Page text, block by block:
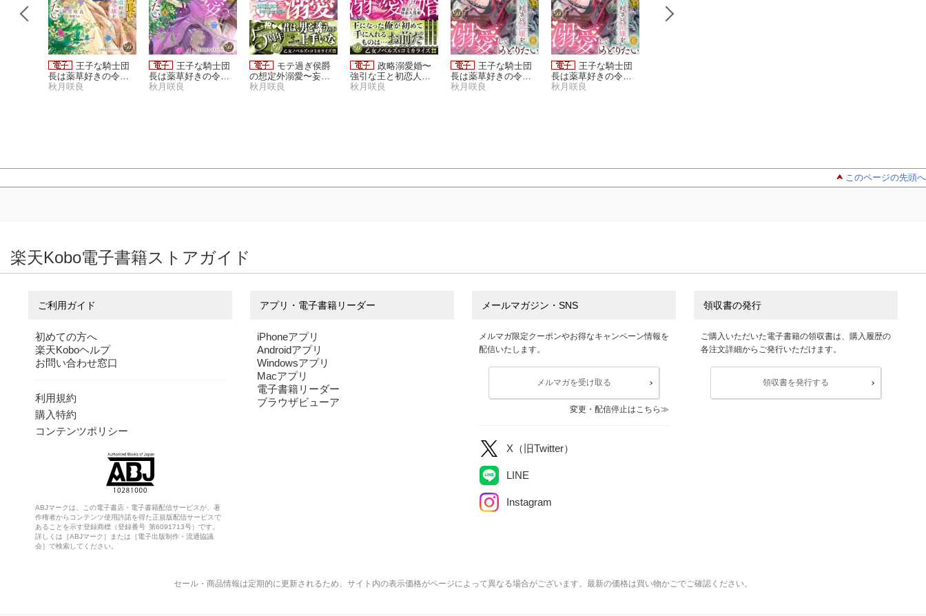
王子な騎士団
長は薬草好きの令嬢
を溺愛してめとりた
秋月咲良
王子な騎士団
長は薬草好きの令嬢
を溺愛してめとりた
秋月咲良
モテ過ぎ侯爵
の想定外溺愛〜妄想
乙女にトロ甘です〜
秋月咲良
政略溺愛婚〜
強引な王と初恋人質
姫〜
秋月咲良
王子な騎士団
長は薬草好きの令嬢
を溺愛してめとりた
秋月咲良
王子な騎士団
長は薬草好きの令嬢
を溺愛してめとりた
秋月咲良
このページの先頭へ
楽天Kobo電子書籍ストアガイド
ご利用ガイド
初めての方へ
楽天Koboヘルプ
お問い合わせ窓口
利用規約
購入特約
コンテンツポリシー
ABJマークは、この電子書店・電子書籍配信サービスが、著
作権者からコンテンツ使用許諾を得た正規版配信サービスで
あることを示す登録商標（登録番号 第6091713号）です。
詳しくは［ABJマーク］または［電子出版制作・流通協議
会］で検索してください。
アプリ・電子書籍リーダー
iPhoneアプリ
Androidアプリ
Windowsアプリ
Macアプリ
電子書籍リーダー
ブラウザビューア
メールマガジン・SNS
メルマガ限定クーポンやお得なキャンペーン情報を
配信いたします。
メルマガを受け取る
変更・配信停止はこちら
X（旧Twitter）
LINE
Instagram
領収書の発行
ご購入いただいた電子書籍の領収書は、購入履歴の
各注文詳細からご発行いただけます。
領収書を発行する
セール・商品情報は定期的に更新されるため、サイト内の表示価格がページによって異なる場合がございます。最新の価格は買い物かごでご確認ください。